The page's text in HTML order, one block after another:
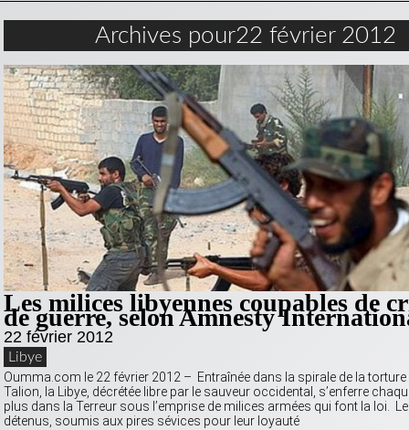
Archives pour22 février 2012
Les milices libyennes coupables de
de guerre, selon Amnesty
22 février 2012
Libye
Oumma.com le 22 février 2012 – Entraînée dans la spirale de la torture
Talion, la Libye, décrétée libre par le sauveur occidental, s’enferre
plus dans la Terreur sous l’emprise de milices armées qui font la loi.
détenus, soumis aux pires sévices pour leur loyauté